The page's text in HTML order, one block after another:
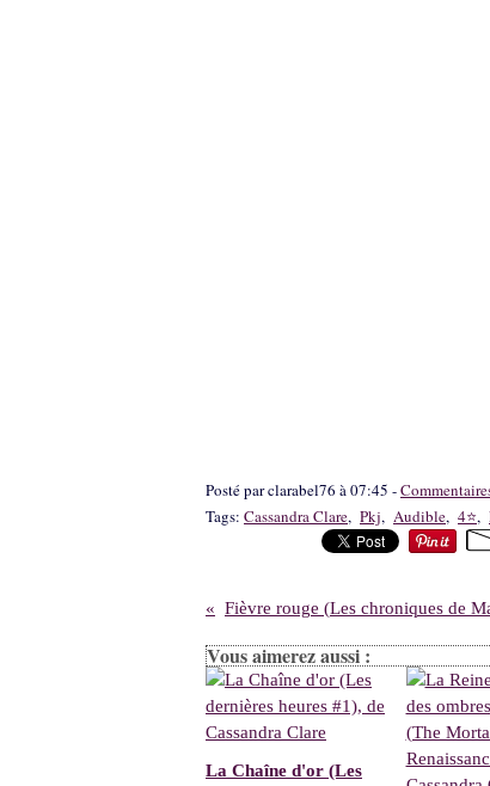
Posté par clarabel76 à 07:45 -
Tags: Cassandra Clare, Pkj, Audible, 4⭐,
Vous aimerez aussi :
La Chaîne d'or (Les